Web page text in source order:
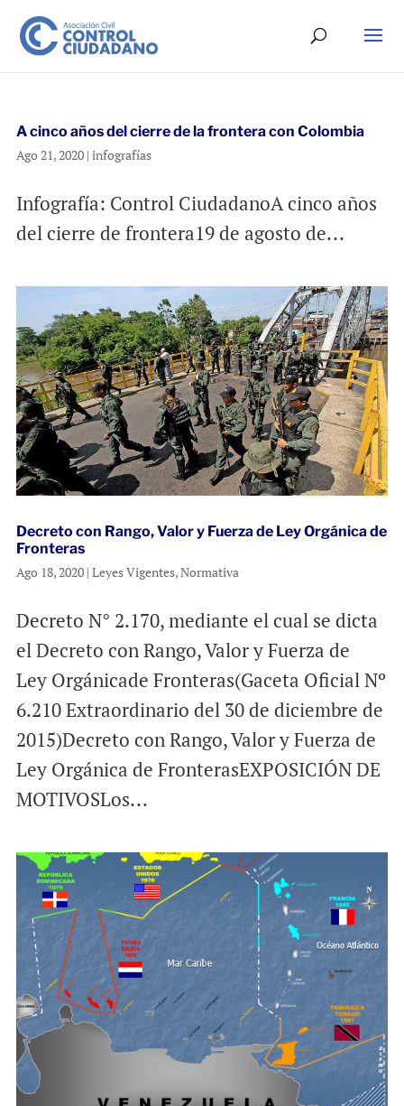
A cinco años del cierre de la frontera con Colombia
Ago 21, 2020| infografías
Infografía: Control CiudadanoA cinco años
del cierre de frontera19 de agosto de...
Decreto con Rango, Valor y Fuerza de Ley Orgánica de
Fronteras
Ago 18, 2020| Leyes Vigentes,Normativa
Decreto N° 2.170, mediante el cual se dicta
el Decreto con Rango, Valor y Fuerza de
Ley Orgánicade Fronteras(Gaceta Oficial Nº
6.210 Extraordinario del 30 de diciembre de
2015)Decreto con Rango, Valor y Fuerza de
Ley Orgánica de FronterasEXPOSICIÓN DE
MOTIVOSLos...